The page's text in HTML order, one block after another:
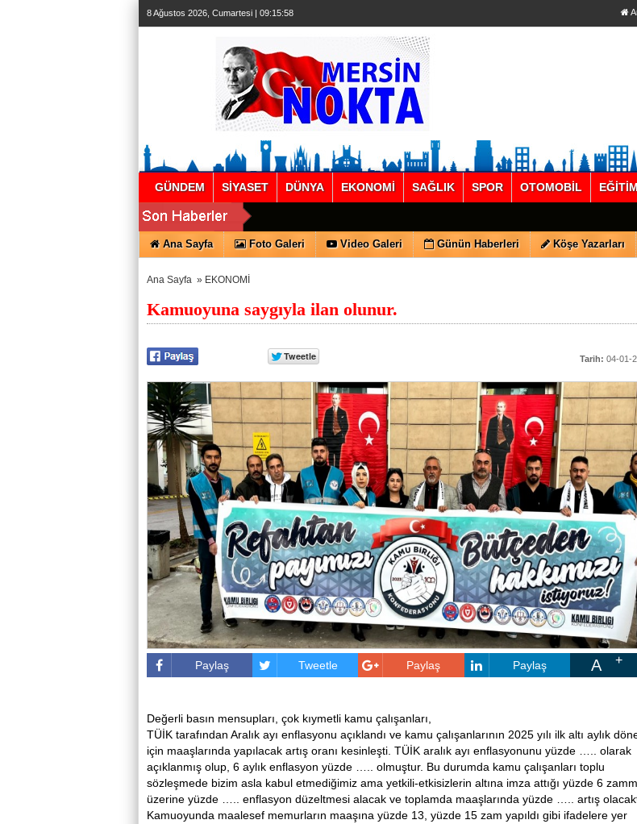
8 Ağustos 2026, Cumartesi | 09:15:59
GÜNDEM SİYASET DÜNYA EKONOMİ SAĞLIK SPOR OTOMOBİL
Ana Sayfa Foto Galeri Video Galeri Günün Haberleri Köşe Yazarları
Ana Sayfa » EKONOMİ
Kamuoyuna saygıyla ilan olunur.
Tarih: 04-01-
Paylaş Tweetle Paylaş Paylaş A
Değerli basın mensupları, çok kıymetli kamu çalışanları,
TÜİK tarafından Aralık ayı enflasyonu açıklandı ve kamu çalışanlarının 2025 yılı ilk altı aylık
için maaşlarında yapılacak artış oranı kesinleşti. TÜİK aralık ayı enflasyonunu yüzde ….. olarak
açıklanmış olup, 6 aylık enflasyon yüzde ….. olmuştur. Bu durumda kamu çalışanları toplu
sözleşmede bizim asla kabul etmediğimiz ama yetkili-etkisizlerin altına imza attığı yüzde 6
üzerine yüzde ….. enflasyon düzeltmesi alacak ve toplamda maaşlarında yüzde ….. artış
Kamuoyunda maalesef memurların maaşına yüzde 13, yüzde 15 zam yapıldı gibi ifadelere yer